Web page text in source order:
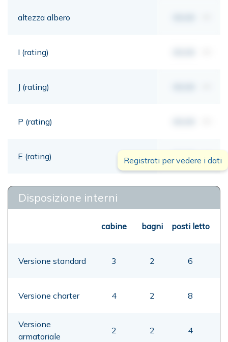
altezza albero
I (rating)
J (rating)
P (rating)
E (rating) 00,00 mt
Registrati per vedere i dati
Disposizione interni
cabine bagni posti letto
Versione standard 3 2 6
Versione charter 4 2 8
Versione
armatoriale
2 2 4